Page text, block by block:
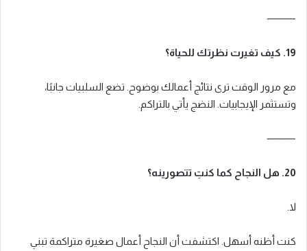
⸻
19. كيف تغيرت نظرتك للحياة؟
مع مرور الوقت ترى نتائج أعمالك بوضوح. تضع السلبيات جانبًا،
وتستثمر الإيجابيات. النضج يأتي بالتراكم.
⸻
20. هل النجاح كما كنتِ تتصورينه؟
لا.
كنت أظنه أسهل. اكتشفت أن النجاح أعمال صغيرة متراكمة تبني